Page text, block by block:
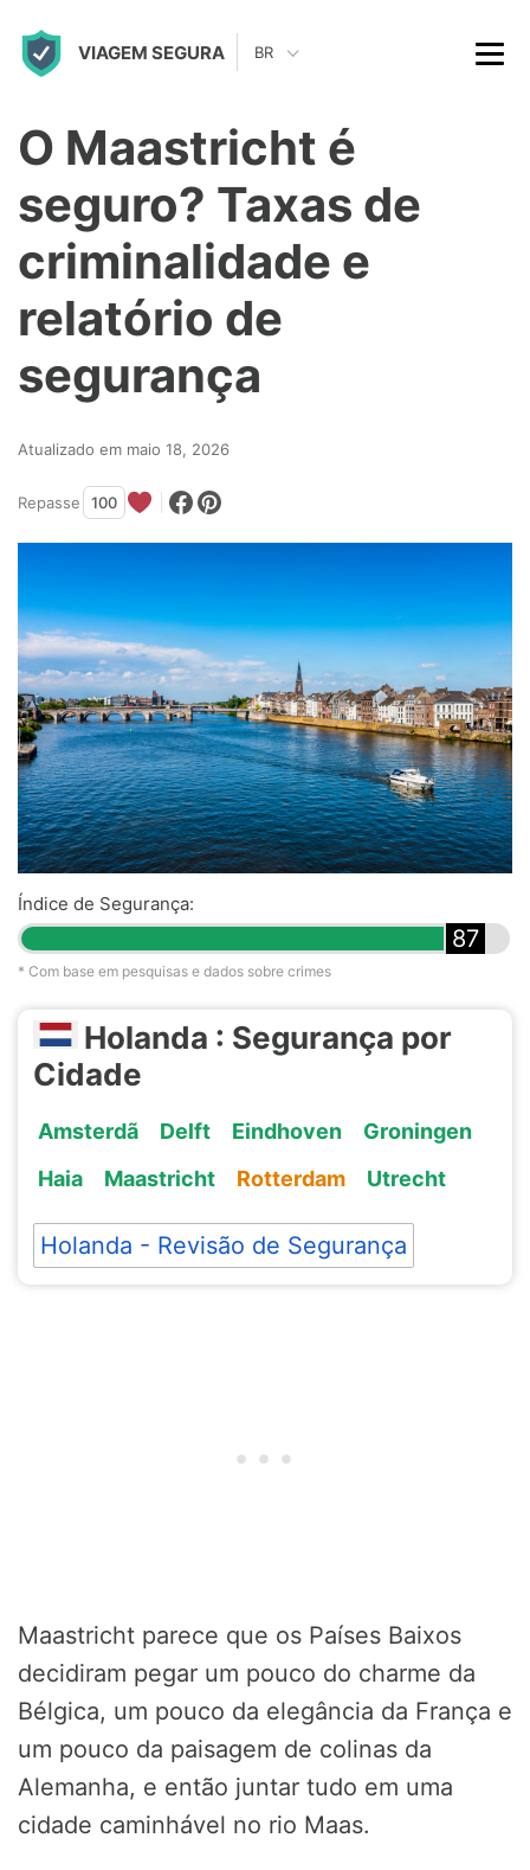
VIAGEM SEGURA BR
O Maastricht é
seguro? Taxas de
criminalidade e
relatório de
segurança
Atualizado em maio 18, 2026
Repasse 100
Índice de Segurança:
87
* Com base em pesquisas e dados sobre crimes
Holanda : Segurança por
Cidade
Amsterdã Delft Eindhoven
Groningen
Haia
Maastricht Rotterdam Utrecht
Holanda - Revisão de Segurança
Maastricht parece que os Países Baixos
decidiram pegar um pouco do charme da
Bélgica, um pouco da elegância da França e
um pouco da paisagem de colinas da
Alemanha, e então juntar tudo em uma
cidade caminhável no rio Maas.